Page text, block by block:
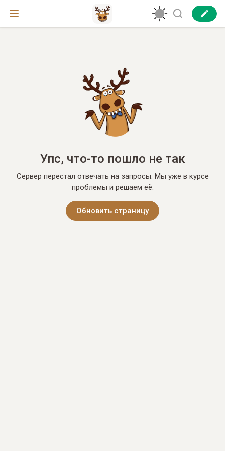
Упс, что-то пошло не так
Сервер перестал отвечать на запросы. Мы уже в курсе
проблемы и решаем её.
Обновить страницу